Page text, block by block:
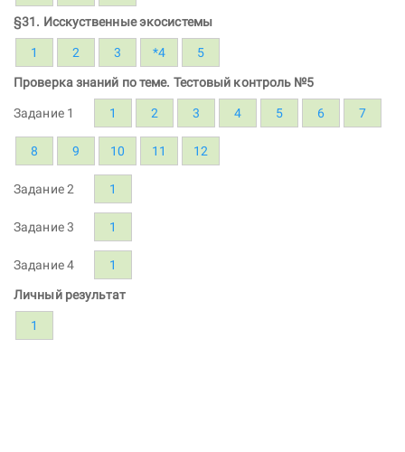
§31. Исскуственные экосистемы
1 2 3 *4 5
Проверка знаний по теме. Тестовый контроль №5
Задание 1 1 2 3 4 5 6 7
8 9 10 11 12
Задание 2 1
Задание 3 1
Задание 4 1
Личный результат
1